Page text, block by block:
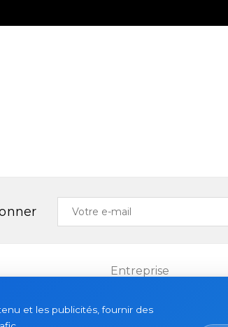
Votre
Entreprise
et les publicités, fournir des